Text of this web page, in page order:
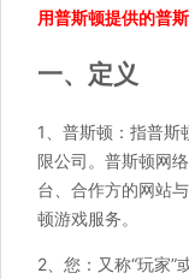
用普斯顿提供的普斯
一、定义
1、普斯顿：指普斯
限公司。普斯顿网
台、合作方的网站
顿游戏服务。
2、您：又称“玩家”